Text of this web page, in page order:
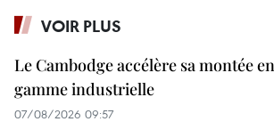
VOIR PLUS
Le Cambodge accélère sa montée en
gamme industrielle
07/08/2026 09:57